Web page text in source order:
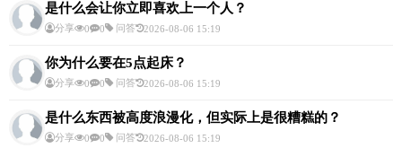
是什么会让你立即喜欢上一个人？
分享 0 0 问答 2026-08-06 15:19
你为什么要在5点起床？
分享 0 0 问答 2026-08-06 15:19
是什么东西被高度浪漫化，但实际上是很糟糕的？
分享 0 0 问答 2026-08-06 15:19